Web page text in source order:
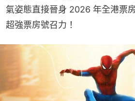
氣姿態直接晉身 2026 年全港票
超強票房號召力！